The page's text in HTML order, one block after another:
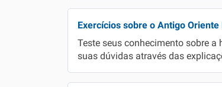
Exercícios sobre o Antigo
Teste seus conhecimento sobre
suas dúvidas através das